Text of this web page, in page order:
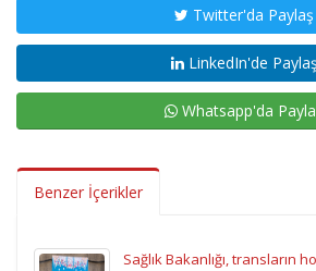
Twitter'da Paylaş
LinkedIn'de Paylaş
Whatsapp'da
Benzer İçerikler
Sağlık Bakanlığı, transların